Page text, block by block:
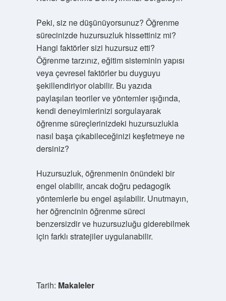
Peki, siz ne düşünüyorsunuz? Öğrenme
sürecinizde huzursuzluk hissettiniz mi?
Hangi faktörler sizi huzursuz etti?
Öğrenme tarzınız, eğitim sisteminin yapısı
veya çevresel faktörler bu duyguyu
şekillendiriyor olabilir. Bu yazıda
paylaşılan teoriler ve yöntemler ışığında,
kendi deneyimlerinizi sorgulayarak
öğrenme süreçlerinizdeki huzursuzlukla
nasıl başa çıkabileceğinizi keşfetmeye ne
dersiniz?
Huzursuzluk, öğrenmenin önündeki bir
engel olabilir, ancak doğru pedagogik
yöntemlerle bu engel aşılabilir. Unutmayın,
her öğrencinin öğrenme süreci
benzersizdir ve huzursuzluğu giderebilmek
için farklı stratejiler uygulanabilir.
Tarih: Makaleler